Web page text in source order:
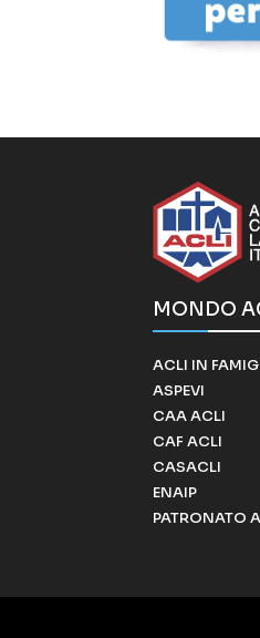
MONDO
ACLI IN
ASPEVI
CAA ACLI
CAF ACLI
CASACLI
ENAIP
PATRONATO